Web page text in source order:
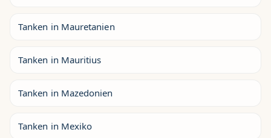
Tanken in Mauretanien
Tanken in Mauritius
Tanken in Mazedonien
Tanken in Mexiko